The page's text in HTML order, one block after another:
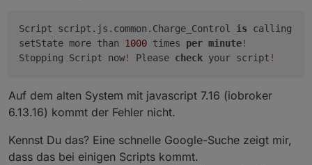
Script script.js.common.Charge_Control is calling
setState more than 1000 times per minute!
Stopping Script now! Please check your script !
Auf dem alten System mit javascript 7.16 (iobroker
6.13.16) kommt der Fehler nicht.
Kennst Du das? Eine schnelle Google-Suche zeigt mir,
dass das bei einigen Scripts kommt.